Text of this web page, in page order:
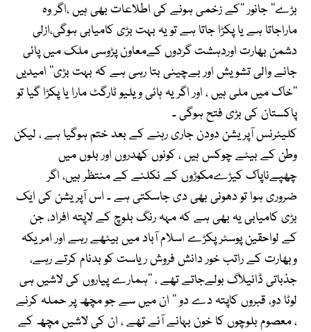
بڑے‘‘ جانور ‘‘کے زخمی ہونے کی اطلاعات بھی ہیں ،اگر وہ
ماراجاتا ہے یا پکڑا جاتا ہے تو یہ بہت بڑی کامیابی ہوگی،ازلی
دشمن بھارت اوردہشت گردوں کےمعاون پڑوسی ملک میں پائی
جانے والی تشویش اور بےچینی بتا رہی ہے کہ بہت بڑی’’ امیدیں
‘‘خاک میں ملی ہیں ، اور اگر یہ ہائی ویلیو ٹارگٹ مارا یا پکڑا گیا تو
پاکستان کی بڑی فتح ہوگی ۔
کلیئرنس آپریشن دودن جاری رہنے کے بعد ختم ہوگیا ہے ، لیکن
وطن کے بیٹے چوکس ہیں ، کونوں کھدروں اور بلوں میں
چھپےناپاک کیڑےمکوڑوں کے نکلنے کے منتظر ہیں، اگر
ضروری ہوا تو دھونی بھی دی جاسکتی ہے ۔ اس آپریشن کی ایک
بڑی کامیابی یہ بھی ہے کہ مہہ رنگ بلوچ کے لاپتہ افراد، جن
کے لواحقین پوسٹر پکڑے اسلام آباد میں بیٹھے رہے اور امریکہ
وبھارت کے راتب خور دانش فروش ریاست کو بدنام کرتے رہے،
جذباتی ڈائیلاگ بولےجاتے تھے ، ’’ہمارے پیاروں کی لاشیں ہی
لوٹا دو، قبروں کاپتہ دے دو ‘‘ ان میں سے جو مچھ پر حملہ کرنے
، معصوم بلوچوں کا خون بہانے آئے تھے ، ان کی لاشیں مچھ کے